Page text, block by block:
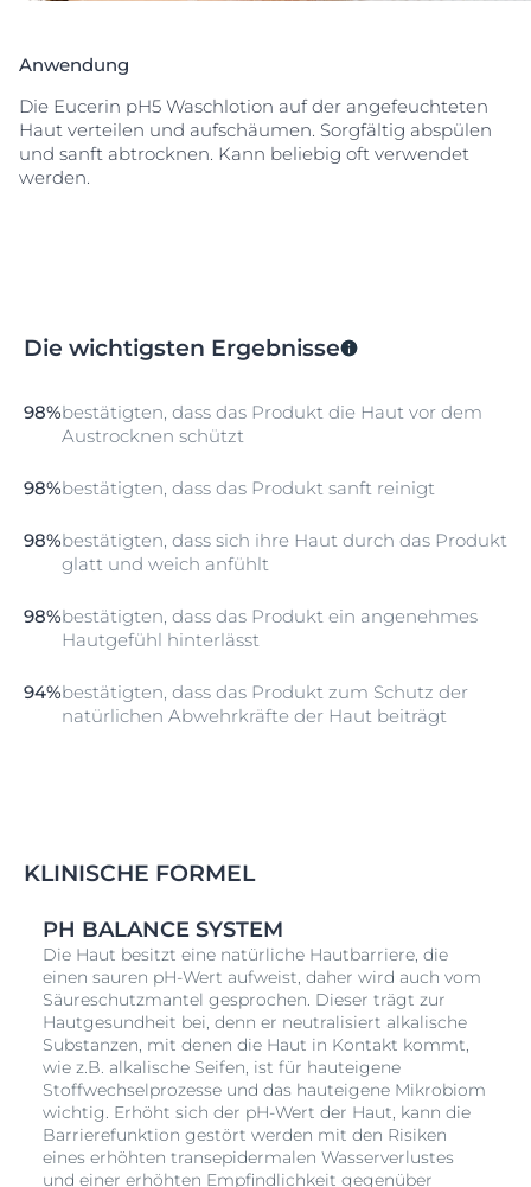
Anwendung
Die Eucerin pH5 Waschlotion auf der angefeuchteten
Haut verteilen und aufschäumen. Sorgfältig abspülen
und sanft abtrocknen. Kann beliebig oft verwendet
werden.
Die wichtigsten Ergebnisse
98%bestätigten, dass das Produkt die Haut vor dem
Austrocknen schützt
98%bestätigten, dass das Produkt sanft reinigt
98%bestätigten, dass sich ihre Haut durch das Produkt
glatt und weich anfühlt
98%bestätigten, dass das Produkt ein angenehmes
Hautgefühl hinterlässt
94%bestätigten, dass das Produkt zum Schutz der
natürlichen Abwehrkräfte der Haut beiträgt
KLINISCHE FORMEL
PH BALANCE SYSTEM
Die Haut besitzt eine natürliche Hautbarriere, die
einen sauren pH-Wert aufweist, daher wird auch vom
Säureschutzmantel gesprochen. Dieser trägt zur
Hautgesundheit bei, denn er neutralisiert alkalische
Substanzen, mit denen die Haut in Kontakt kommt,
wie z.B. alkalische Seifen, ist für hauteigene
Stoffwechselprozesse und das hauteigene Mikrobiom
wichtig. Erhöht sich der pH-Wert der Haut, kann die
Barrierefunktion gestört werden mit den Risiken
eines erhöhten transepidermalen Wasserverlustes
und einer erhöhten Empfindlichkeit gegenüber